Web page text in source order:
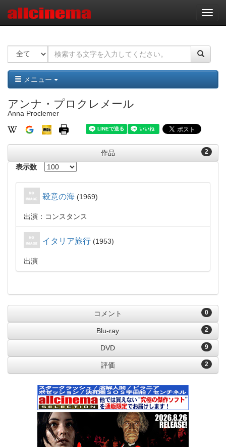
ナ
ビ
ー
ョ
ン
メニュー
アンナ・プロクレメール
Anna Proclemer
2
作品
表示数
殺意の海 1969
出演：コンスタンス
イタリア旅行 1953
出演
0
コメント
2
Blu-ray
9
DVD
2
評価